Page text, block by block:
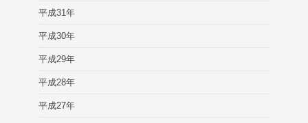
平成31年
平成30年
平成29年
平成28年
平成27年